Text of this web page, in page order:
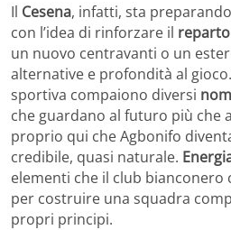
Il Cesena, infatti, sta
con l’idea di rinforzare il
un nuovo centravanti o un
alternative e profondità al
sportiva compaiono diversi
che guardano al futuro più che
proprio qui che Agbonifo
credibile, quasi naturale.
elementi che il club
per costruire una squadra
propri principi.